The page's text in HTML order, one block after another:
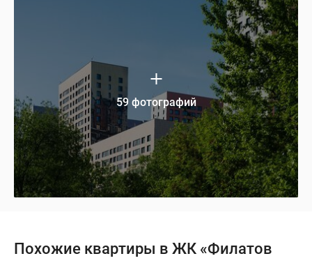
59 фотографий
Похожие квартиры в ЖК «Филатов